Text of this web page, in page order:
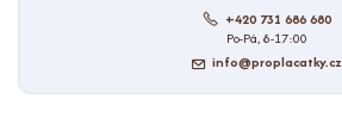
+420 731 686 680
Po-Pá, 8-17:00
info@proplacatky.cz